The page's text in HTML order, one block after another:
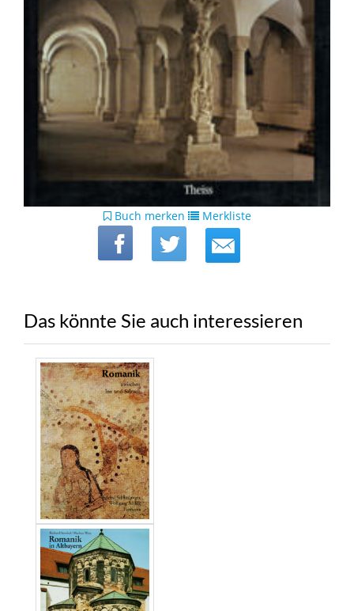
Buch merken Merkliste
Das könnte Sie auch interessieren